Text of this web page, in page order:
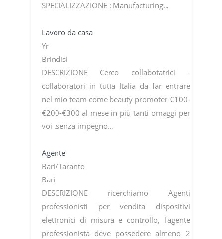
SPECIALIZZAZIONE : Manufacturing…
Lavoro da casa
Yr
Brindisi
DESCRIZIONE Cerco collabotatrici -
collaboratori in tutta Italia da far entrare
nel mio team come beauty promoter €100-
€200-€300 al mese in più tanti omaggi per
voi .senza impegno…
Agente
Bari/Taranto
Bari
DESCRIZIONE ricerchiamo Agenti
professionisti per vendita dispositivi
elettronici di misura e controllo, l'agente
professionista deve possedere almeno 2